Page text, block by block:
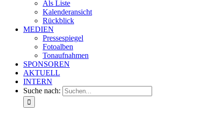
Als Liste
Kalenderansicht
Rückblick
MEDIEN
Pressespiegel
Fotoalben
Tonaufnahmen
SPONSOREN
AKTUELL
INTERN
Suche nach: